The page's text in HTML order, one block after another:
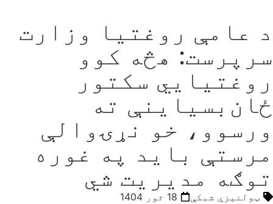
د عامې روغتیا وزارت
سرپرست: هڅه کوو
روغتیایي سکتور
ځان‌بسیاینې ته
ورسوو، خو نړۍوالې
مرستې باید په غوره
توګه مدیریت شي
ټولنیزې شبکې 18 ثور 1404